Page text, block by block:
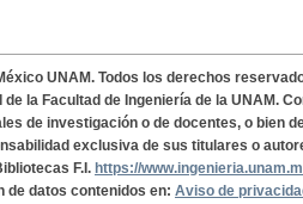
UNAM. Todos los derechos
la Facultad de Ingeniería de la UNAM.
de investigación o de docentes, o bien
exclusiva de sus titulares o
F.I. https://
de datos contenidos en: Aviso de